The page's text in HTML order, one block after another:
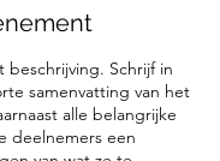
beschrijving. Schrijf in
samenvatting van het
alle belangrijke
deelnemers een